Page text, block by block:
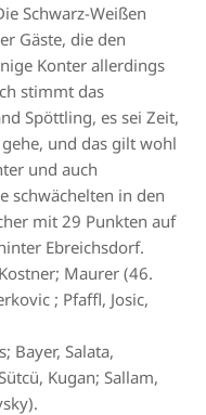
Schwarz-Weißen
Gäste, die den
Konter allerdings
stimmt das
Spöttling, es sei Zeit,
und das gilt wohl
und auch
schwächelten in den
mit 29 Punkten auf
Ebreichsdorf.
Maurer (46.
; Pfaffl, Josic,
Bayer, Salata,
Kugan; Sallam,